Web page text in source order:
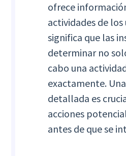
ofrece
actividades de los
significa que las
determinar no
cabo una
exactamente.
detallada es
acciones
antes de que se